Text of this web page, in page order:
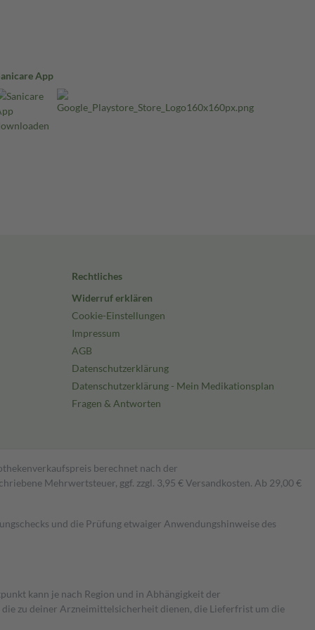
App
Rechtliches
Widerruf erklären
Cookie-Einstellungen
Impressum
AGB
Datenschutzerklärung
Datenschutzerklärung - Mein Medikationsplan
Fragen & Antworten
berechnet nach der
Mehrwertsteuer, ggf. zzgl. 3,95 € Versandkosten. Ab 29,00 €
und die Prüfung etwaiger Anwendungshinweise des
kann je nach Region und in Abhängigkeit der
zu deiner Arzneimittelsicherheit dienen, die Lieferfrist um die